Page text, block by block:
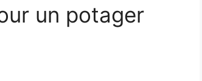
un potager